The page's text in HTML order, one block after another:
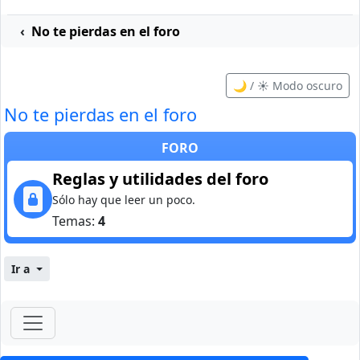
No te pierdas en el foro
🌙 / ☀️ Modo oscuro
No te pierdas en el foro
FORO
Reglas y utilidades del foro
Sólo hay que leer un poco.
Temas: 4
Ir a